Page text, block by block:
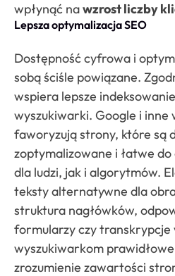
wpłynąć nawzrost liczby
Lepsza optymalizacja SEO
Dostępność cyfrowa i
sobą ściśle powiązane.
wspiera lepsze
wyszukiwarki. Google i inne
faworyzują strony, które są
zoptymalizowane i łatwe
dla ludzi, jak i algorytmów.
teksty alternatywne dla
struktura nagłówków,
formularzy czy transkrypcje
wyszukiwarkom
zrozumienie zawartości